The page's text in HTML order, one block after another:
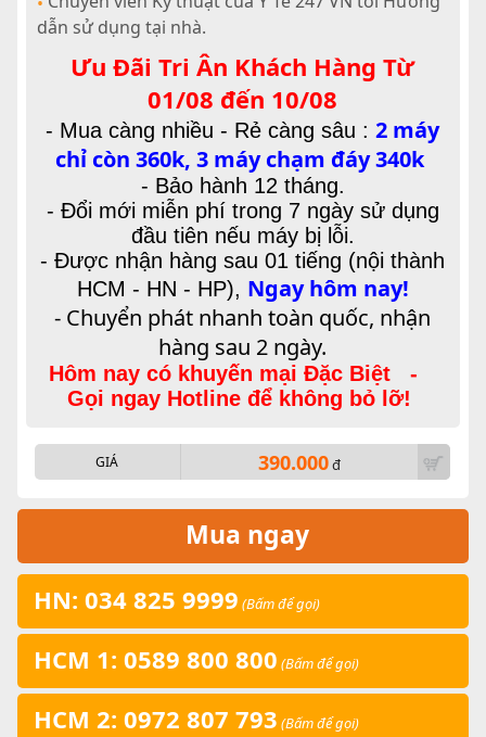
dẫn sử dụng tại nhà.
Ưu Đãi Tri Ân Khách Hàng Từ
01/08 đến 10/08
- Mua càng nhiều - Rẻ càng sâu :2 máy
chỉ còn 360k, 3 máy chạm đáy 340k
- Bảo hành 12 tháng.
- Đổi mới miễn phí trong 7 ngày sử dụng
đầu tiên nếu máy bị lỗi.
- Được nhận hàng sau 01 tiếng (nội thành
HCM - HN - HP), Ngay hôm nay!
- Chuyển phát nhanh toàn quốc, nhận
hàng sau 2 ngày.
Hôm nay có khuyến mại Đặc Biệt -
Gọi ngay Hotline để không bỏ lỡ!
GIÁ 390.000đ
Mua ngay
HN: 034 825 9999 (Bấm để gọi)
HCM 1: 0589 800 800 (Bấm để gọi)
HCM 2: 0972 807 793 (Bấm để gọi)